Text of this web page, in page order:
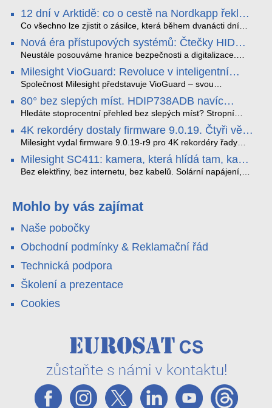
12 dní v Arktidě: co o cestě na Nordkapp řekla
data ze SMARTBOX 2 MAX
Co všechno lze zjistit o zásilce, která během dvanácti dní
projede Arktidou? SMARTBOX 2 MAX jsme vzali na trasu z
Tromsø přes Lofoty, Kirunu a finské Laponsko až na
Nordkapp. Bez jediného dobití, v mrazu až −13 °C a mimo
otřesy i náklon. Výsledkem není jen čára na mapě, ale
podrobný datový příběh celé cesty.
Nová éra přístupových systémů: Čtečky HID
Signo
Neustále posouváme hranice bezpečnosti a digitalizace.
v oblasti kontroly přístupu – moderní a vysoce univerzální
čtečky HID Signo.
Milesight VioGuard: Revoluce v inteligentní
detekci dopravních přestupků
Společnost Milesight představuje VioGuard – svou
dopravních přestupků. Tento systém, poháněný
sofistikovanými algoritmy umělé inteligence (AI), je navržen
tak, aby poskytoval komplexní nástroje pro vymáhání
dopravních předpisů, zvyšoval bezpečnost na silnicích a
optimalizoval plynulost dopravy v moderních městech.
80° bez slepých míst. HDIP738ADB navíc
streamuje na YouTube – bez PC.
Hledáte stoprocentní přehled bez slepých míst? Stropní
panoramatická kamera HDIP738ADB skládá obraz ze dvou
4MP senzorů SONY do jednoho čistého 180° záběru bez
zkreslení. K tomu přidává AI detekci osob a vozidel,
YouTube – bez běžícího počítače.
4K rekordéry dostaly firmware 9.0.19. Čtyři věci,
které musíte vědět.
Milesight vydal firmware 9.0.19-r9 pro 4K rekordéry řady
které vám zjednoduší práci – a jedna z nich vám ušetří
spoustu zbytečných výjezdů k zákazníkům.
Milesight SC411: kamera, která hlídá tam, kam
kabel nedosáhne
Bez elektřiny, bez internetu, bez kabelů. Solární napájení,
váš telefon. Podívejte se na video.
Mohlo by vás zajímat
Naše pobočky
Obchodní podmínky & Reklamační řád
Technická podpora
Školení a prezentace
Cookies